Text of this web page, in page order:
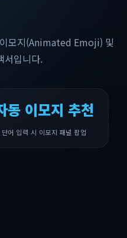
모지(Animated Emoji) 및
서입니다.
동 이모지 추천
단어 입력 시 이모지 패널 팝업